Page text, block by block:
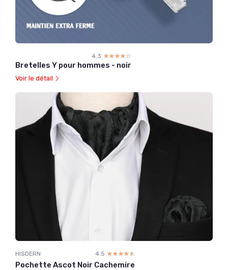
4.3 ☆☆☆☆☆
★★★★★
Bretelles Y pour hommes - noir
Voir le détail
HISDERN 4.5 ☆☆☆☆☆
★★★★★
Pochette Ascot Noir Cachemire